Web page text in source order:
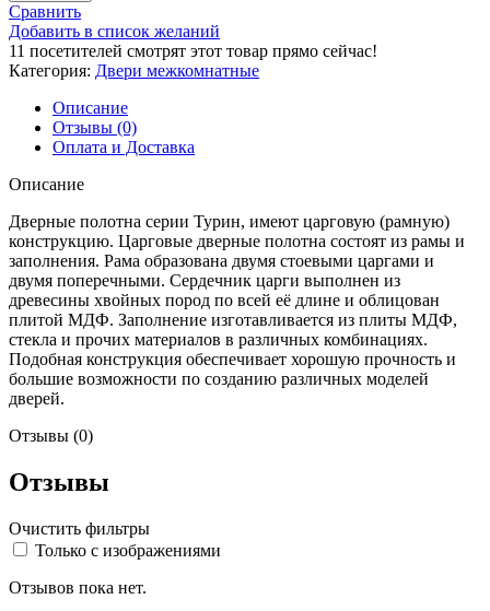
Сравнить
Добавить в список желаний
11 посетителей смотрят этот товар прямо сейчас!
Категория: Двери межкомнатные
Описание
Отзывы (0)
Оплата и Доставка
Описание
Дверные полотна серии Турин, имеют царговую (рамную)
конструкцию. Царговые дверные полотна состоят из рамы и
заполнения. Рама образована двумя стоевыми царгами и
двумя поперечными. Сердечник царги выполнен из
древесины хвойных пород по всей её длине и облицован
плитой МДФ. Заполнение изготавливается из плиты МДФ,
стекла и прочих материалов в различных комбинациях.
Подобная конструкция обеспечивает хорошую прочность и
большие возможности по созданию различных моделей
дверей.
Отзывы (0)
Отзывы
Очистить фильтры
Только с изображениями
Отзывов пока нет.